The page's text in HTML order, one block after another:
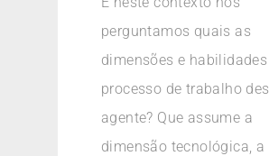
perguntamos quais as
dimensões e
processo de trabalho
agente? Que assume a
dimensão tecnológica, a